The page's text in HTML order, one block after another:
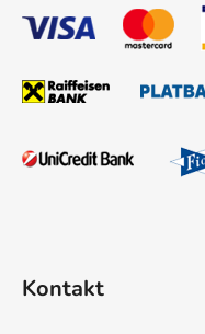
Kontakt